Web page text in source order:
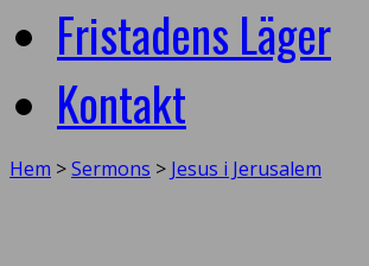
Fristadens Läger
Kontakt
Hem >Sermons > Jesus i Jerusalem